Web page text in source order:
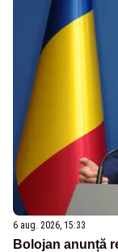
6 aug. 2026, 15:33
Bolojan anunță